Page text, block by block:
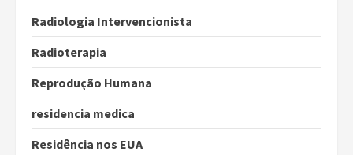
Radiologia Intervencionista
Radioterapia
Reprodução Humana
residencia medica
Residência nos EUA